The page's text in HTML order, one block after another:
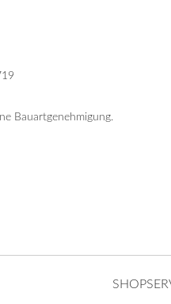
Bauartgenehmigung.